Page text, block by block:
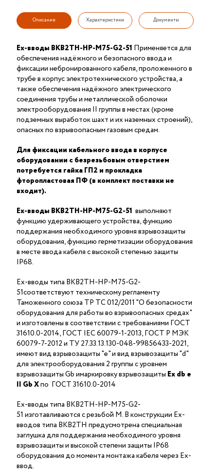
Описание Характеристики Документы
Ex-вводы ВКВ2ТН-НР-М75-G2-51 Применяется для
обеспечения надёжного и безопасного ввода и
фиксации небронированного кабеля, проложенного в
трубе в корпус электротехнического устройства, а
также обеспечения надёжного электрического
соединения трубы и металлической оболочки
электрооборудования II группы в местах (кроме
подземных выработок шахт и их наземных строений),
опасных по взрывоопасным газовым средам.
Для фиксации кабельного ввода в корпусе
оборудовании с безрезьбовым отверстием
потребуется гайка ГП2 и прокладка
фторопластовая ПФ (в комплект поставки не
входит).
Ex-вводы ВКВ2ТН-НР-М75-G2-51 выполняют
функцию удерживающего устройства, функцию
поддержания необходимого уровня взрывозащиты
оборудования, функцию герметизации оборудования
в месте ввода кабеля с высокой степенью защиты
IP68.
Ex-вводы типа ВКВ2ТН-НР-М75-G2-
51соответствуют техническому регламенту
Таможенного союза ТР ТС 012/2011 "О безопасности
оборудования для работы во взрывоопасных средах"
и изготовлены в соответствии с требованиями ГОСТ
31610.0-2014, ГОСТ IEC 60079-1-2013, ГОСТ Р МЭК
60079-7-2012 и ТУ 27.33.13.130-048-99856433-2021,
имеют вид взрывозащиты "е" и вид взрывозащиты "d"
для электрооборудования 2 группы с уровнем
взрывозащиты Gb имаркировку взрывозащиты Ехdb е
II Gb Xпо ГОСТ 31610.0-2014
Ex-вводы типа ВКВ2ТН-НР-М75-G2-
51 изготавливаются с резьбой M. В конструкции Ex-
вводов типа ВКВ2ТН предусмотрена специальная
заглушка для поддержания необходимого уровня
взрывозащиты и высокой степени защиты IP68
оборудования до момента монтажа кабеля через Ex-
ввод.